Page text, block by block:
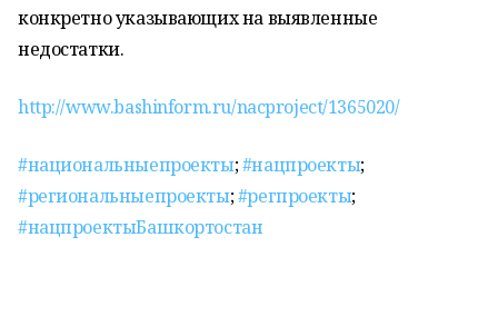
конкретно указывающих на выявленные
недостатки.
http://www.bashinform.ru/nacproject/1365020/
#национальныепроекты;#нацпроекты;
#региональныепроекты;#регпроекты;
#нацпроектыБашкортостан